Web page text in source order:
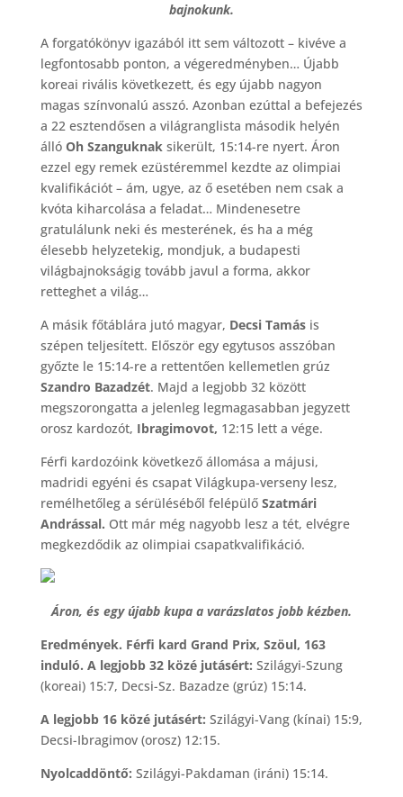
bajnokunk.
A forgatókönyv igazából itt sem változott – kivéve a
legfontosabb ponton, a végeredményben… Újabb
koreai rivális következett, és egy újabb nagyon
magas színvonalú asszó. Azonban ezúttal a befejezés
a 22 esztendősen a világranglista második helyén
álló Oh Szanguknaksikerült, 15:14-re nyert. Áron
ezzel egy remek ezüstéremmel kezdte az olimpiai
kvalifikációt – ám, ugye, az ő esetében nem csak a
kvóta kiharcolása a feladat… Mindenesetre
gratulálunk neki és mesterének, és ha a még
élesebb helyzetekig, mondjuk, a budapesti
világbajnokságig tovább javul a forma, akkor
retteghet a világ…
A másik főtáblára jutó magyar, Decsi Tamásis
szépen teljesített. Először egy egytusos asszóban
győzte le 15:14-re a rettentően kellemetlen grúz
Szandro Bazadzét. Majd a legjobb 32 között
megszorongatta a jelenleg legmagasabban jegyzett
orosz kardozót, Ibragimovot, 12:15 lett a vége.
Férfi kardozóink következő állomása a májusi,
madridi egyéni és csapat Világkupa-verseny lesz,
remélhetőleg a sérüléséből felépülő Szatmári
Andrással. Ott már még nagyobb lesz a tét, elvégre
megkezdődik az olimpiai csapatkvalifikáció.
Áron, és egy újabb kupa a varázslatos jobb kézben.
Eredmények. Férfi kard Grand Prix, Szöul, 163
induló. A legjobb 32 közé jutásért: Szilágyi-Szung
(koreai) 15:7, Decsi-Sz. Bazadze (grúz) 15:14.
A legjobb 16 közé jutásért: Szilágyi-Vang (kínai) 15:9,
Decsi-Ibragimov (orosz) 12:15.
Nyolcaddöntő: Szilágyi-Pakdaman (iráni) 15:14.